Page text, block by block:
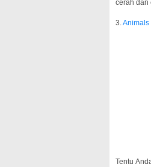
cerah dan
3.Animals
Tentu